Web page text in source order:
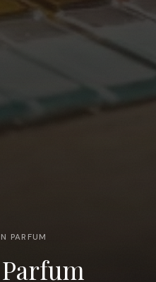
PARFUM